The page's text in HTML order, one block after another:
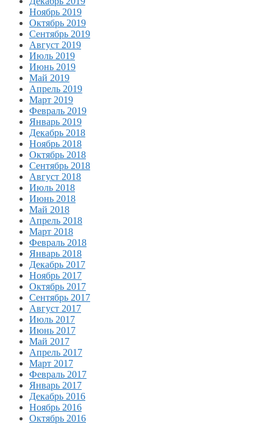
Ноябрь 2019
Октябрь 2019
Сентябрь 2019
Август 2019
Июль 2019
Июнь 2019
Май 2019
Апрель 2019
Март 2019
Февраль 2019
Январь 2019
Декабрь 2018
Ноябрь 2018
Октябрь 2018
Сентябрь 2018
Август 2018
Июль 2018
Июнь 2018
Май 2018
Апрель 2018
Март 2018
Февраль 2018
Январь 2018
Декабрь 2017
Ноябрь 2017
Октябрь 2017
Сентябрь 2017
Август 2017
Июль 2017
Июнь 2017
Май 2017
Апрель 2017
Март 2017
Февраль 2017
Январь 2017
Декабрь 2016
Ноябрь 2016
Октябрь 2016